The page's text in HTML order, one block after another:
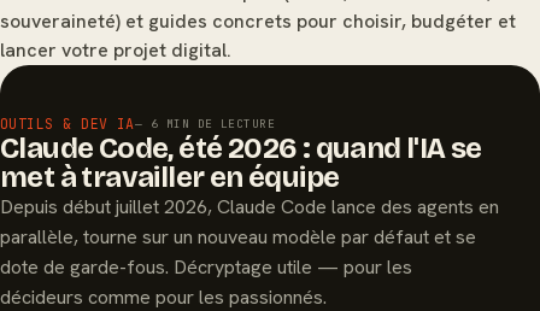
souveraineté) et guides concrets pour choisir, budgéter et
lancer votre projet digital.
OUTILS & DEV IA— 6 MIN DE LECTURE
Claude Code, été 2026 : quand l'IA se
met à travailler en équipe
Depuis début juillet 2026, Claude Code lance des agents en
parallèle, tourne sur un nouveau modèle par défaut et se
dote de garde-fous. Décryptage utile — pour les
décideurs comme pour les passionnés.